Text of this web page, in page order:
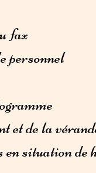
fax
personnel
et de la
situation de